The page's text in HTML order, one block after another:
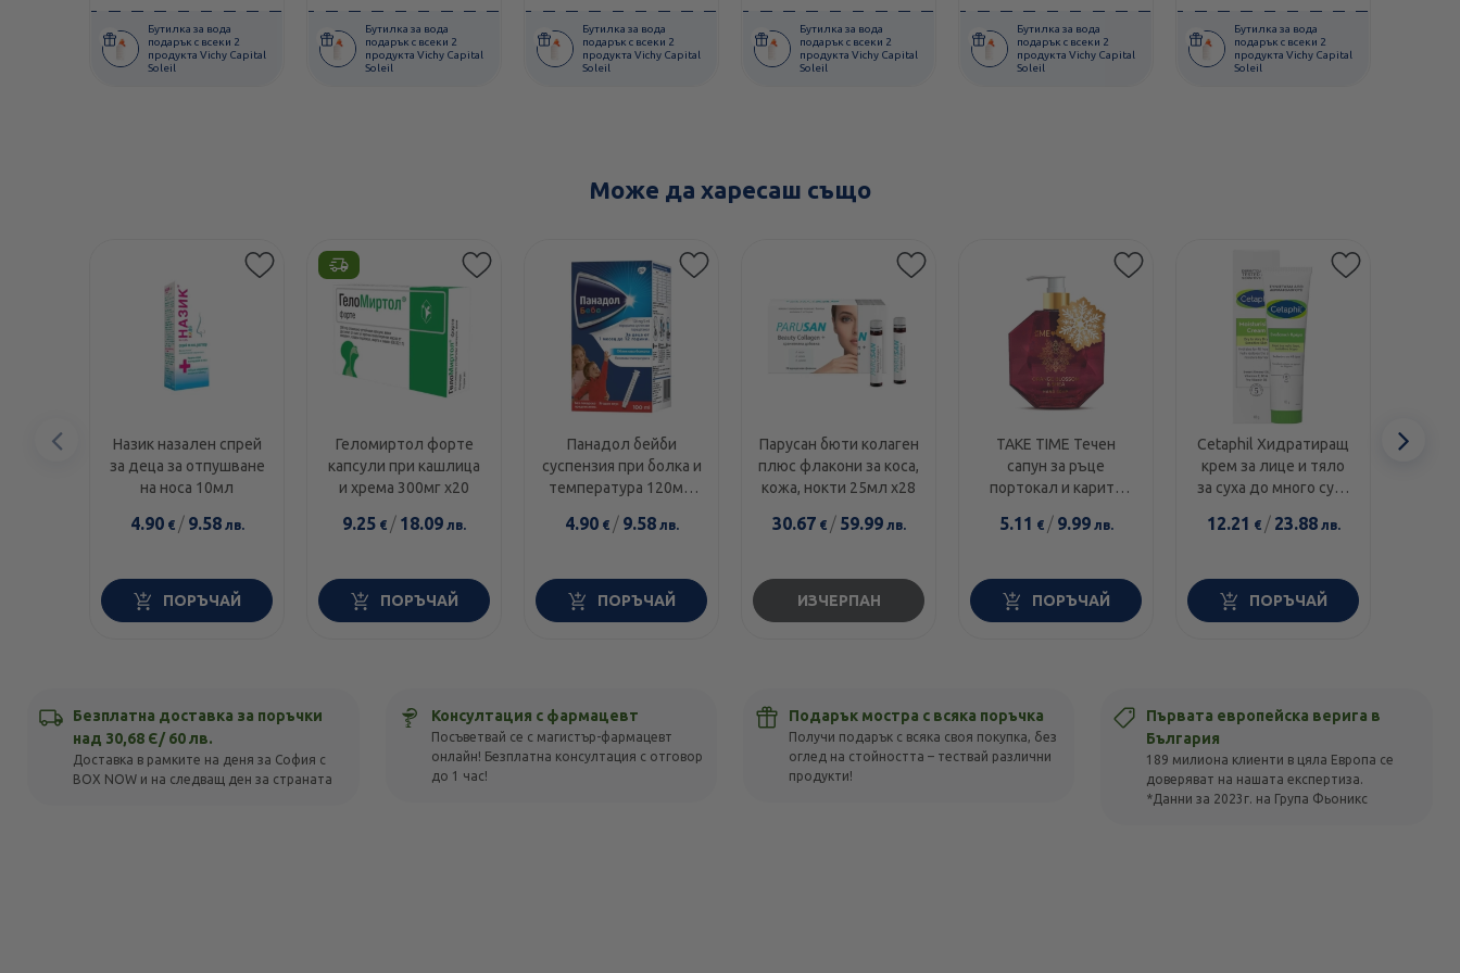
Бутилка за вода
подарък с всеки 2
продукта Vichy Capital
Soleil
Бутилка за вода
подарък с всеки 2
продукта Vichy Capital
Soleil
Бутилка за вода
подарък с всеки 2
продукта Vichy Capital
Soleil
Бутилка за вода
подарък с всеки 2
продукта Vichy Capital
Soleil
Бутилка за вода
подарък с всеки 2
продукта Vichy Capital
Soleil
Бутилка за вода
подарък с всеки 2
продукта Vichy Capital
Soleil
Може да харесаш също
Назик назален спрей
за деца за отпушване
на носа 10мл
4.90€ / 9.58лв.
ПОРЪЧАЙ
Геломиртол форте
капсули при кашлица
и хрема 300мг х20
9.25 € / 18.09 лв.
ПОРЪЧАЙ
Панадол бейби
суспензия при болка и
температура 120мг/
4.90€ / 9.58лв.
ПОРЪЧАЙ
Парусан бюти колаген
плюс флакони за коса,
кожа, нокти 25мл х28
30.67 € / 59.99лв.
ИЗЧЕРПАН
TAKE TIME Течен
сапун за ръце
портокал и карите
5.11 € / 9.99лв.
ПОРЪЧАЙ
Cetaphil Хидратиращ
крем за лице и тяло
за суха до много суха
100г
12.21 € / 23.88лв.
ПОРЪЧАЙ
Предишен
елемент
Безплатна доставка за поръчки
над 30,68 Є/ 60 лв.
Доставка в рамките на деня за София с
BOX NOW и на следващ ден за страната
Консултация с фармацевт
Посъветвай се с магистър-фармацевт
онлайн! Безплатна консултация с отговор
до 1 час!
Подарък мостра с всяка поръчка
Получи подарък с всяка своя покупка, без
оглед на стойността – тествай различни
продукти!
Първата европейска верига в
България
189 милиона клиенти в цяла Европа се
доверяват на нашата експертиза.
*Данни за 2023г. на Група Фьоникс